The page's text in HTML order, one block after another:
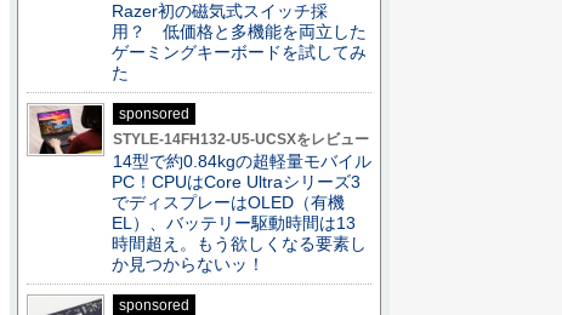
Razer初の磁気式スイッチ採
用？ 低価格と多機能を両立した
ゲーミングキーボードを試してみ
た
sponsored
STYLE-14FH132-U5-UCSXをレビュー
14型で約0.84kgの超軽量モバイル
PC！CPUはCore Ultraシリーズ3
でディスプレーはOLED（有機
EL）、バッテリー駆動時間は13
時間超え。もう欲しくなる要素し
か見つからないッ！
sponsored